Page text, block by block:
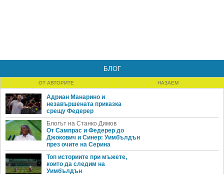
БЛОГ
ОТ АВТОРИТЕ НАЗАЕМ
Адриан Манарино и
незавършената приказка
срещу Федерер
Блогът на Станко Димов
От Сампрас и Федерер до
Джокович и Синер: Уимбълдън
през очите на Серина
Топ историите при мъжете,
които да следим на
Уимбълдън